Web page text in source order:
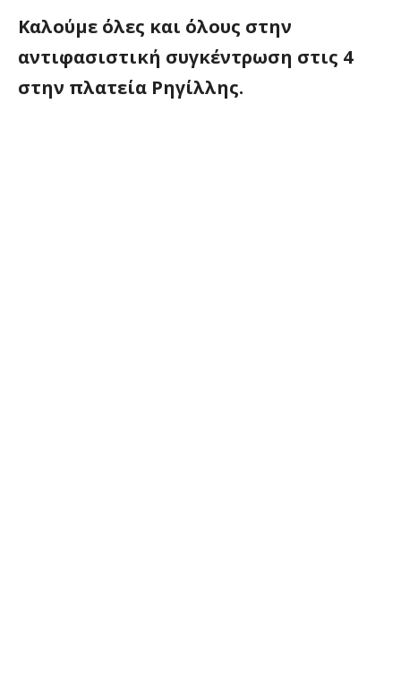
Καλούμε όλες και όλους στην
αντιφασιστική συγκέντρωση στις 4
στην πλατεία Ρηγίλλης.